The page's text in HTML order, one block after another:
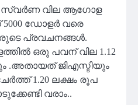
സ്വർണ വില ആഗോള
ഡോളർ വരെ
പ്രവചനങ്ങൾ.
ഒരു പവന് വില 1.12
.അതായത് ജിഎസ്ടിയും
1.20 ലക്ഷം രൂപ
വരാം..